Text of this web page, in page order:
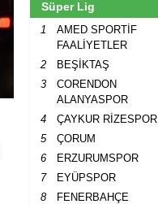
Süper Lig
1
AMED SPORTİF
FAALİYETLER
2 BEŞİKTAŞ
3
CORENDON
ALANYASPOR
4 ÇAYKUR RİZESPOR
5
ÇORUM
6
ERZURUMSPOR
7
EYÜPSPOR
8
FENERBAHÇE